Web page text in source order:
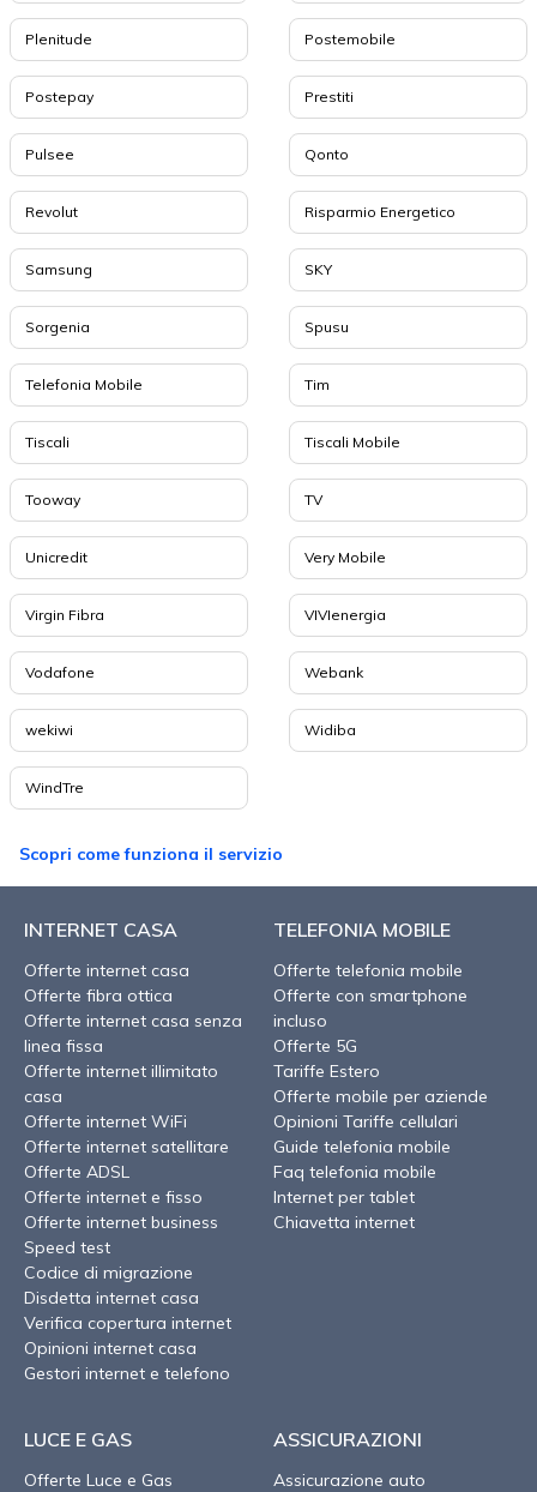
Plenitude Postemobile
Postepay Prestiti
Pulsee Qonto
Revolut Risparmio Energetico
Samsung SKY
Sorgenia Spusu
Telefonia Mobile Tim
Tiscali Tiscali Mobile
Tooway TV
Unicredit Very Mobile
Virgin Fibra VIVIenergia
Vodafone Webank
wekiwi Widiba
WindTre
Scopri come funziona il servizio
INTERNET CASA
Offerte internet casa
Offerte fibra ottica
Offerte internet casa senza
linea fissa
Offerte internet illimitato
casa
Offerte internet WiFi
Offerte internet satellitare
Offerte ADSL
Offerte internet e fisso
Offerte internet business
Speed test
Codice di migrazione
Disdetta internet casa
Verifica copertura internet
Opinioni internet casa
Gestori internet e telefono
TELEFONIA MOBILE
Offerte telefonia mobile
Offerte con smartphone
incluso
Offerte 5G
Tariffe Estero
Offerte mobile per aziende
Opinioni Tariffe cellulari
Guide telefonia mobile
Faq telefonia mobile
Internet per tablet
Chiavetta internet
LUCE E GAS
Offerte Luce e Gas
ASSICURAZIONI
Assicurazione auto